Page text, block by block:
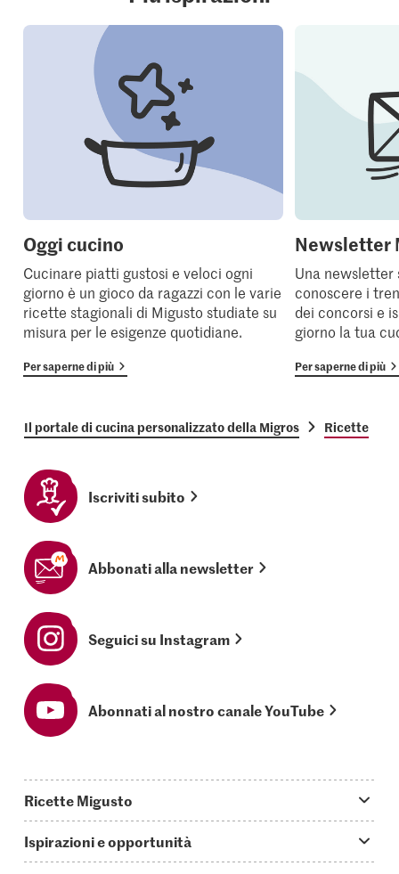
Oggi cucino
Cucinare piatti gustosi e veloci ogni
giorno è un gioco da ragazzi con le varie
ricette stagionali di Migusto studiate su
misura per le esigenze quotidiane.
Per saperne di più
Newsletter
Una
conoscere i
dei concorsi e
giorno la tua
Per saperne di più
Il portale di cucina personalizzato della Migros Ricette
Iscriviti subito
Abbonati alla newsletter
Seguici su Instagram
Abonnati al nostro canale YouTube
Ricette Migusto
Oggi cucino
Ispirazioni e opportunità